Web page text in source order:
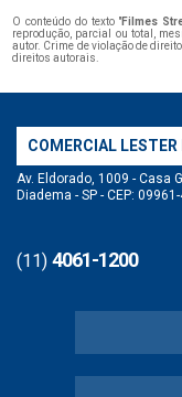
O conteúdo do texto "Filmes
reprodução, parcial ou total,
autor. Crime de violação de
direitos autorais.
COMERCIAL
Av. Eldorado, 1009 - Casa
Diadema - SP - CEP:
(11) 4061-1200